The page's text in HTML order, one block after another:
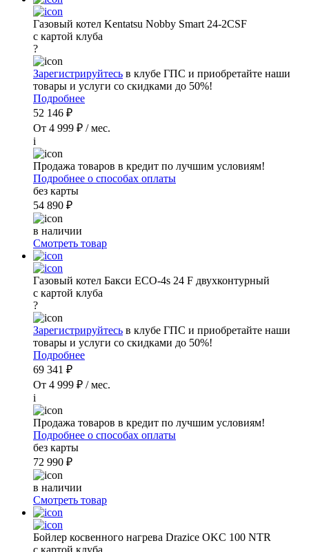
Газовый котел Kentatsu Nobby Smart 24-2CSF
с картой клуба
?
Зарегистрируйтесь в клубе ГПС и приобретайте наши
товары и услуги со скидками до 50%!
Подробнее
52 146 ₽
От 4 999 ₽ / мес.
i
Продажа товаров в кредит по лучшим условиям!
Подробнее о способах оплаты
без карты
54 890 ₽
в наличии
Смотреть товар
Газовый котел Бакси ECO-4s 24 F двухконтурный
с картой клуба
?
Зарегистрируйтесь в клубе ГПС и приобретайте наши
товары и услуги со скидками до 50%!
Подробнее
69 341 ₽
От 4 999 ₽ / мес.
i
Продажа товаров в кредит по лучшим условиям!
Подробнее о способах оплаты
без карты
72 990 ₽
в наличии
Смотреть товар
Бойлер косвенного нагрева Drazice OKC 100 NTR
с картой клуба